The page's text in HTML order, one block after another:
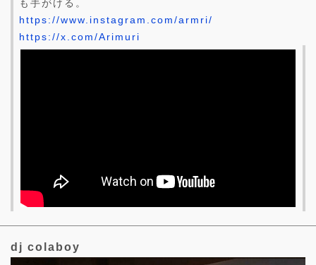
も手がける。
https://www.instagram.com/armri/
https://x.com/Arimuri
dj colaboy